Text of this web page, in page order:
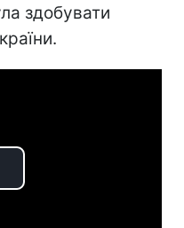
здобувати